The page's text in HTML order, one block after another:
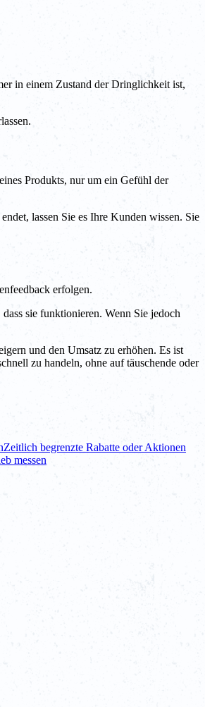
in einem Zustand der Dringlichkeit ist,
Produkts, nur um ein Gefühl der
lassen Sie es Ihre Kunden wissen. Sie
erfolgen.
sie funktionieren. Wenn Sie jedoch
und den Umsatz zu erhöhen. Es ist
zu handeln, ohne auf täuschende oder
Zeitlich begrenzte Rabatte oder Aktionen
messen